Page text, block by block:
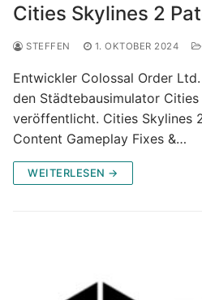
Cities Skylines 2
STEFFEN 1. OKTOBER 2024
Entwickler Colossal Order
den Städtebausimulator Cities
veröffentlicht. Cities Skylines
Content Gameplay Fixes &…
WEITERLESEN →